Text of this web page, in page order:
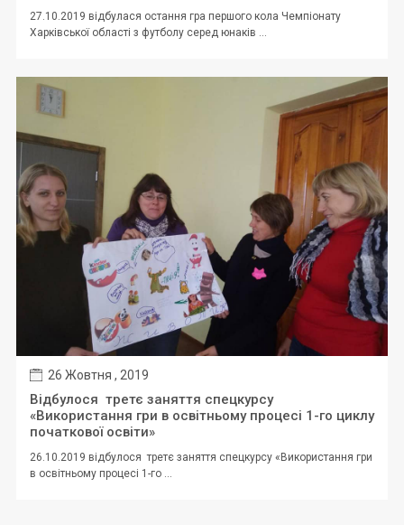
27.10.2019 відбулася остання гра першого кола Чемпіонату
Харківської області з футболу серед юнаків ...
26 Жовтня , 2019
Відбулося третє заняття спецкурсу
«Використання гри в освітньому процесі 1-го циклу
початкової освіти»
26.10.2019 відбулося третє заняття спецкурсу «Використання гри
в освітньому процесі 1-го ...